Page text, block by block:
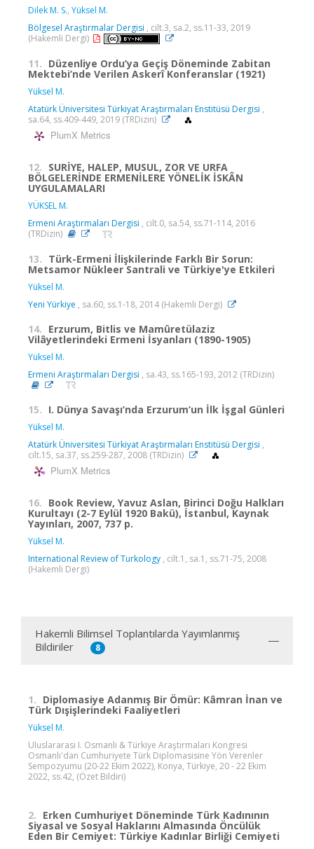
Dilek M. S., Yüksel M.
Bölgesel Araştırmalar Dergisi , cilt.3, sa.2, ss.11-33, 2019
(Hakemli Dergi)
11. Düzenliye Ordu’ya Geçiş Döneminde Zabitan
Mektebi’nde Verilen Askerî Konferanslar (1921)
Yüksel M.
Atatürk Üniversitesi Türkiyat Araştırmaları Enstitüsü Dergisi ,
sa.64, ss.409-449, 2019 (TRDizin)
PlumX Metrics
12. SURİYE, HALEP, MUSUL, ZOR VE URFA
BÖLGELERİNDE ERMENİLERE YÖNELİK İSKÂN
UYGULAMALARI
YÜKSEL M.
Ermeni Araştırmaları Dergisi , cilt.0, sa.54, ss.71-114, 2016
(TRDizin)
13. Türk-Ermeni İlişkilerinde Farklı Bir Sorun:
Metsamor Nükleer Santrali ve Türkiye'ye Etkileri
Yüksel M.
Yeni Yürkiye , sa.60, ss.1-18, 2014 (Hakemli Dergi)
14. Erzurum, Bitlis ve Mamûretülaziz
Vilâyetlerindeki Ermeni İsyanları (1890-1905)
Yüksel M.
Ermeni Araştırmaları Dergisi , sa.43, ss.165-193, 2012 (TRDizin)
15. I. Dünya Savaşı’nda Erzurum’un İlk İşgal Günleri
Yüksel M.
Atatürk Üniversitesi Türkiyat Araştırmaları Enstitüsü Dergisi ,
cilt.15, sa.37, ss.259-287, 2008 (TRDizin)
PlumX Metrics
16. Book Review, Yavuz Aslan, Birinci Doğu Halkları
Kurultayı (2-7 Eylül 1920 Bakü), İstanbul, Kaynak
Yayınları, 2007, 737 p.
Yüksel M.
International Review of Turkology , cilt.1, sa.1, ss.71-75, 2008
(Hakemli Dergi)
Hakemli Bilimsel Toplantılarda Yayımlanmış
Bildiriler
8
1. Diplomasiye Adanmış Bir Ömür: Kâmran İnan ve
Türk Dışişlerindeki Faaliyetleri
Yüksel M.
Uluslararası I. Osmanlı & Türkiye Araştırmaları Kongresi
Osmanlı'dan Cumhuriyete Türk Diplomasisine Yön Verenler
Sempozyumu (20-22 Ekim 2022), Konya, Türkiye, 20 - 22 Ekim
2022, ss.42, (Özet Bildiri)
2. Erken Cumhuriyet Döneminde Türk Kadınının
Siyasal ve Sosyal Haklarını Almasında Öncülük
Eden Bir Cemiyet: Türkiye Kadınlar Birliği Cemiyeti